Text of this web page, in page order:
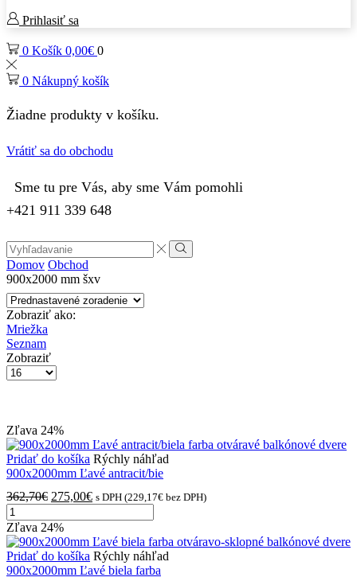
Prihlasiť sa
0 Košík 0,00€ 0
0 Nákupný košík
Žiadne produkty v košíku.
Vrátiť sa do obchodu
Sme tu pre Vás, aby sme Vám pomohli
+421 911 339 648
Search
input
Vyhľadávanie
Domov Obchod
900x2000 mm šxv
Zobraziť ako:
Mriežka
Seznam
Zobraziť
Počet
Zľava 24%
Pridať do košíka Rýchly náhľad
900x2000mm Ľavé antracit/bie
362,70€ Pôvodná
bola:
362,70€.
275,00€Aktuálna
je:
275,00€.
s DPH (229,17€ bez DPH)
množstvo
900x2000mm
Ľavé
antracit/biela
farba
Zľava 24%
Pridať do košíka Rýchly náhľad
900x2000mm Ľavé biela farba